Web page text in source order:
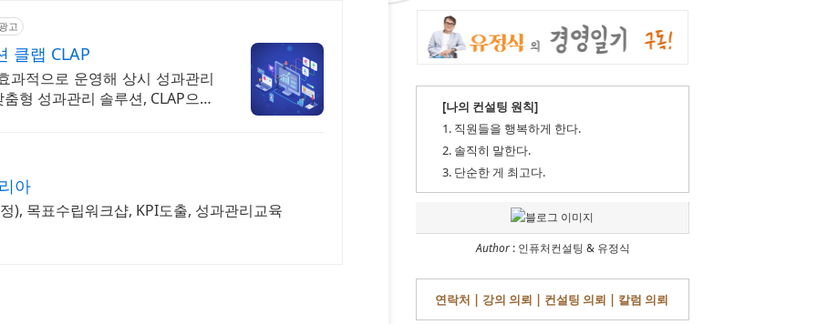
광고
클랩 CLAP
과적으로 운영해 상시 성과관리
형 성과관리 솔루션, CLAP으로
아
), 목표수립워크샵, KPI도출, 성과관리교육
[나의 컨설팅 원칙]
1. 직원들을 행복하게 한다.
2. 솔직히 말한다.
3. 단순한 게 최고다.
Author: 인퓨처컨설팅 & 유정식
연락처 | 강의 의뢰 | 컨설팅 의뢰 | 칼럼 의뢰